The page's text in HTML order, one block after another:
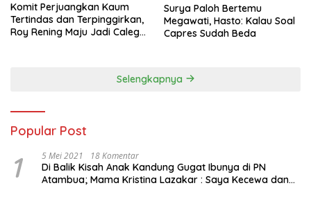
Komit Perjuangkan Kaum
Tertindas dan Terpinggirkan,
Roy Rening Maju Jadi Caleg
Surya Paloh Bertemu
Megawati, Hasto: Kalau Soal
Capres Sudah Beda
Selengkapnya
Popular Post
1 5 Mei 2021 18 Komentar
Di Balik Kisah Anak Kandung Gugat Ibunya di PN
Atambua; Mama Kristina Lazakar : Saya Kecewa dan